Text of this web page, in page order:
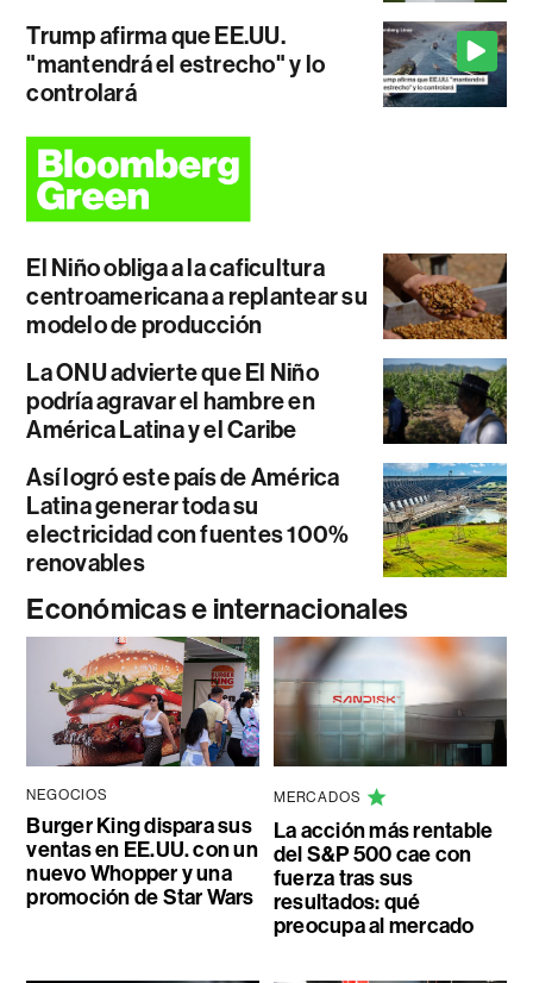
Trump afirma que EE.UU.
"mantendrá el estrecho" y lo
controlará
El Niño obliga a la caficultura
centroamericana a replantear su
modelo de producción
La ONU advierte que El Niño
podría agravar el hambre en
América Latina y el Caribe
Así logró este país de América
Latina generar toda su
electricidad con fuentes 100%
renovables
Económicas e internacionales
NEGOCIOS
Burger King dispara sus
ventas en EE.UU. con un
nuevo Whopper y una
promoción de Star Wars
MERCADOS
La acción más rentable
del S&P 500 cae con
fuerza tras sus
resultados: qué
preocupa al mercado